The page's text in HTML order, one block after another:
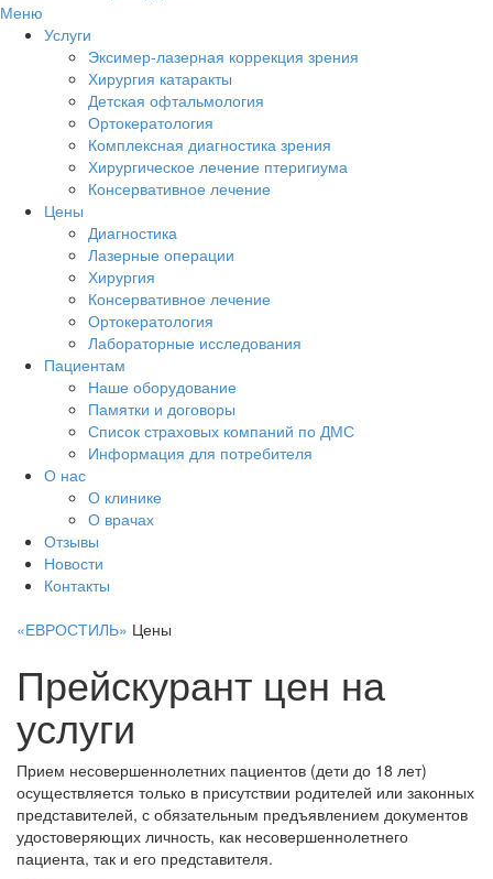
Меню
Услуги
Эксимер-лазерная коррекция зрения
Хирургия катаракты
Детская офтальмология
Ортокератология
Комплексная диагностика зрения
Хирургическое лечение птеригиума
Консервативное лечение
Цены
Диагностика
Лазерные операции
Хирургия
Консервативное лечение
Ортокератология
Лабораторные исследования
Пациентам
Наше оборудование
Памятки и договоры
Список страховых компаний по ДМС
Информация для потребителя
О нас
О клинике
О врачах
Отзывы
Новости
Контакты
«ЕВРОСТИЛЬ» Цены
Прейскурант цен на
услуги
Прием несовершеннолетних пациентов (дети до 18 лет)
осуществляется только в присутствии родителей или законных
представителей, с обязательным предъявлением документов
удостоверяющих личность, как несовершеннолетнего
пациента, так и его представителя.